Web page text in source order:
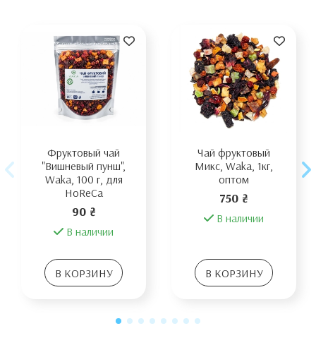
Фруктовый чай
"Вишневый пунш",
Waka, 100 г, для
HoReCa
90 ₴
В наличии
В КОРЗИНУ
Чай фруктовый
Микс, Waka, 1кг,
оптом
750 ₴
В наличии
В КОРЗИНУ